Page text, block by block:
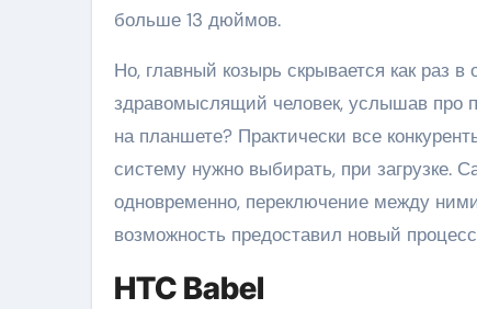
больше 13 дюймов.
Но, главный козырь скрывается как раз
здравомыслящий человек, услышав про
на планшете? Практически все
систему нужно выбирать, при
одновременно, переключение между
возможность предоставил новый
HTC Babel